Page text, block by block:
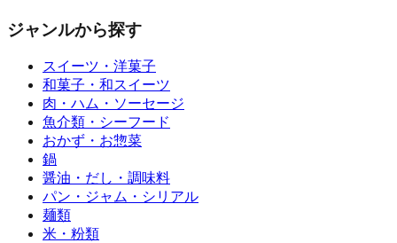
ジャンルから探す
スイーツ・洋菓子
和菓子・和スイーツ
肉・ハム・ソーセージ
魚介類・シーフード
おかず・お惣菜
鍋
醤油・だし・調味料
パン・ジャム・シリアル
麺類
米・粉類